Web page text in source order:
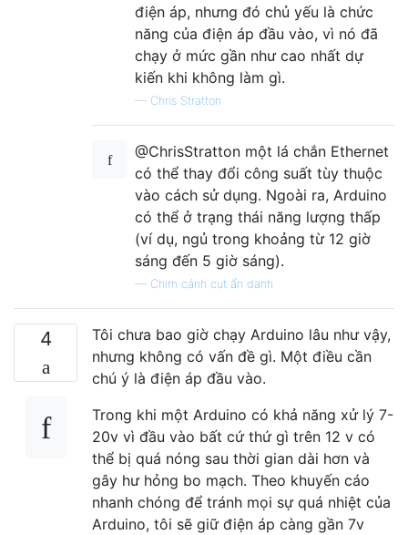
điện áp, nhưng đó chủ yếu là chức
năng của điện áp đầu vào, vì nó đã
chạy ở mức gần như cao nhất dự
kiến ​​khi không làm gì.
— Chris Stratton
@ChrisStratton một lá chắn Ethernet
có thể thay đổi công suất tùy thuộc
vào cách sử dụng. Ngoài ra, Arduino
có thể ở trạng thái năng lượng thấp
(ví dụ, ngủ trong khoảng từ 12 giờ
sáng đến 5 giờ sáng).
— Chim cánh cụt ẩn danh
4
Tôi chưa bao giờ chạy Arduino lâu như vậy,
nhưng không có vấn đề gì. Một điều cần
chú ý là điện áp đầu vào.
Trong khi một Arduino có khả năng xử lý 7-
20v vì đầu vào bất cứ thứ gì trên 12 v có
thể bị quá nóng sau thời gian dài hơn và
gây hư hỏng bo mạch. Theo khuyến cáo
nhanh chóng để tránh mọi sự quá nhiệt của
Arduino, tôi sẽ giữ điện áp càng gần 7v